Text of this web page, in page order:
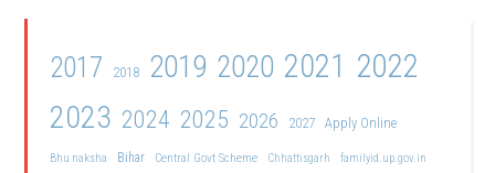
2017 2018 2019 2020 2021 2022
2023 2024 2025 2026 2027 Apply Online
Bhu naksha Bihar Central Govt Scheme Chhattisgarh familyid.up.gov.in